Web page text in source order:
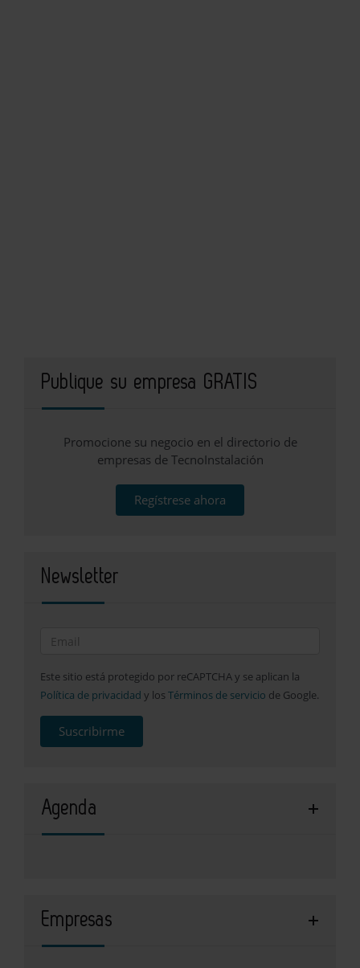
Publique su empresa GRATIS
Promocione su negocio en el directorio de
empresas de TecnoInstalación
Regístrese ahora
Newsletter
Este sitio está protegido por reCAPTCHA y se aplican la
Política de privacidad y los Términos de servicio de Google.
Suscribirme
Agenda
Empresas